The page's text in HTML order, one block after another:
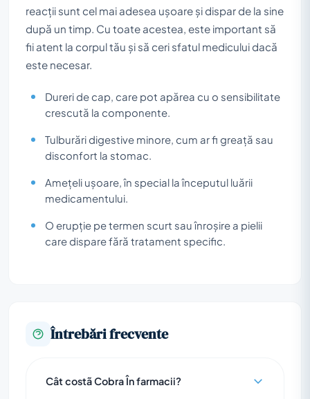
reacții sunt cel mai adesea ușoare și dispar de la sine
după un timp. Cu toate acestea, este important să
fii atent la corpul tău și să ceri sfatul medicului dacă
este necesar.
Dureri de cap, care pot apărea cu o sensibilitate
crescută la componente.
Tulburări digestive minore, cum ar fi greață sau
disconfort la stomac.
Amețeli ușoare, în special la începutul luării
medicamentului.
O erupție pe termen scurt sau înroșire a pielii
care dispare fără tratament specific.
Întrebări frecvente
Cât costã Cobra În farmacii?